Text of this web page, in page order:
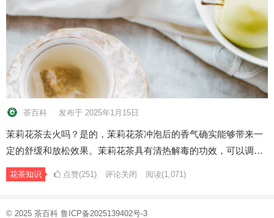
茶百科 发布于 2025年1月15日
茉莉花茶去火吗？是的，茉莉花茶冲泡后的香气确实能够带来一
定的舒缓和放松效果。茉莉花茶具有清热解毒的功效，可以调…
花茶知识 点赞(251) 评论关闭 阅读(1,071)
© 2025 茶百科 鲁ICP备2025139402号-3